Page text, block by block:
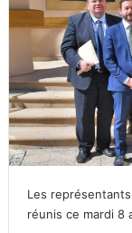
Les
réunis ce mardi 8